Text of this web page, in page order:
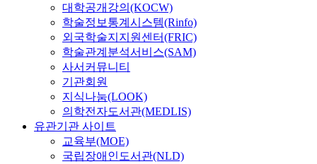
대학공개강의(KOCW)
학술정보통계시스템(Rinfo)
외국학술지지원센터(FRIC)
학술관계분석서비스(SAM)
사서커뮤니티
기관회원
지식나눔(LOOK)
의학전자도서관(MEDLIS)
유관기관 사이트
교육부(MOE)
국립장애인도서관(NLD)